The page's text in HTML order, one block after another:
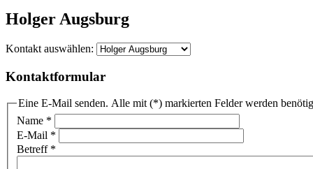
Holger Augsburg
Kontakt auswählen:
Kontaktformular
Eine E-Mail senden. Alle mit (*) markierten Felder werden
Name *
E-Mail *
Betreff*